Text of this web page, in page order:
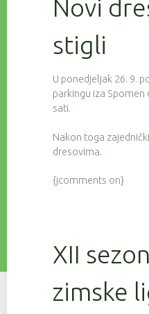
Novi
stigli
U ponedjeljak 26. 9.
parkingu iza Spomen
sati.
Nakon toga
dresovima.
{jcomments on}
XII
zimske